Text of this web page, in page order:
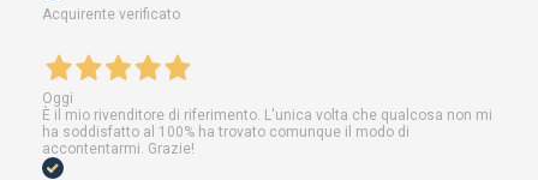
Acquirente verificato
Oggi
È il mio rivenditore di riferimento. L'unica volta che qualcosa non mi
ha soddisfatto al 100% ha trovato comunque il modo di
accontentarmi. Grazie!